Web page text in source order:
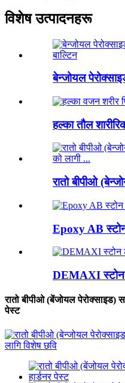
विशेष उत्पादनहरू
बेन्जोयल
हल्का तौल
रातो बीपीओ
Epoxy AB
DEMAXI स्टोन
रातो बीपीओ (बेंजोयल पेरोक्साइड)
पेस्ट